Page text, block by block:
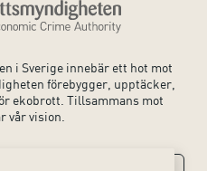
i Sverige innebär ett hot mot
förebygger, upptäcker,
ekobrott. Tillsammans mot
vår vision.